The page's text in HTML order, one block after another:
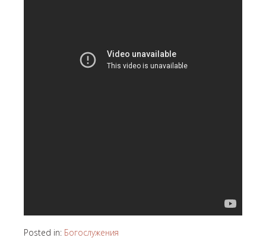
Posted in: Богослужения